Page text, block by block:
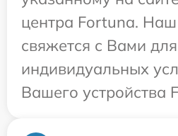
центра Fortuna.
свяжется с Вами
индивидуальных
Вашего устройства